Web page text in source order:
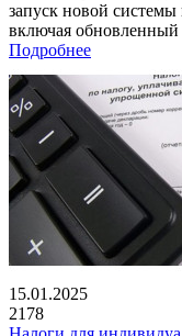
запуск новой
включая обновленный
Подробнее
15.01.2025
2178